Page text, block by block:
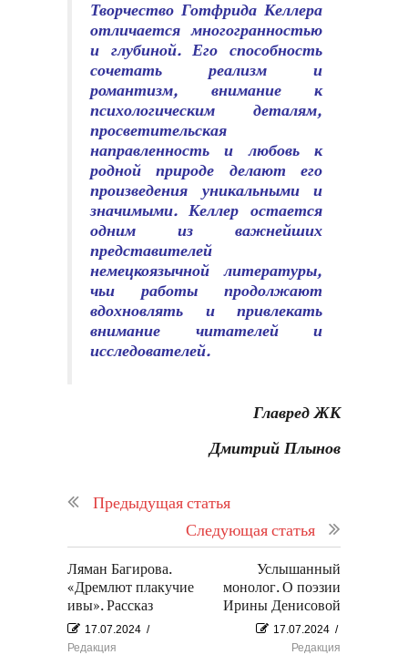
Творчество Готфрида Келлера
отличается многогранностью
и глубиной. Его способность
сочетать реализм и
романтизм, внимание к
психологическим деталям,
просветительская
направленность и любовь к
родной природе делают его
произведения уникальными и
значимыми. Келлер остается
одним из важнейших
представителей
немецкоязычной литературы,
чьи работы продолжают
вдохновлять и привлекать
внимание читателей и
исследователей.
Главред ЖК
Дмитрий Плынов
Предыдущая статья
Следующая статья
Ляман Багирова.
«Дремлют плакучие
ивы». Рассказ
17.07.2024 /
Редакция
Услышанный
монолог. О поэзии
Ирины Денисовой
17.07.2024 /
Редакция